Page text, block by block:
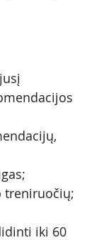
treniruočių;
iki 60